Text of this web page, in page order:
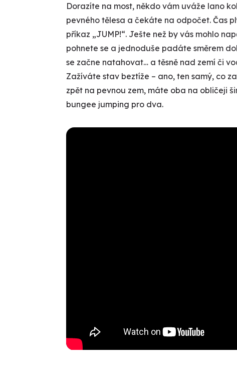
Dorazíte na most, někdo vám uváže lano
pevného tělesa a čekáte na odpočet. Čas
příkaz „JUMP!“. Ješte než by vás mohlo
pohnete se a jednoduše padáte směrem
se začne natahovat… a těsně nad zemí či
Zažíváte stav beztíže – ano, ten samý, co
zpět na pevnou zem, máte oba na obličeji
bungee jumping pro dva.